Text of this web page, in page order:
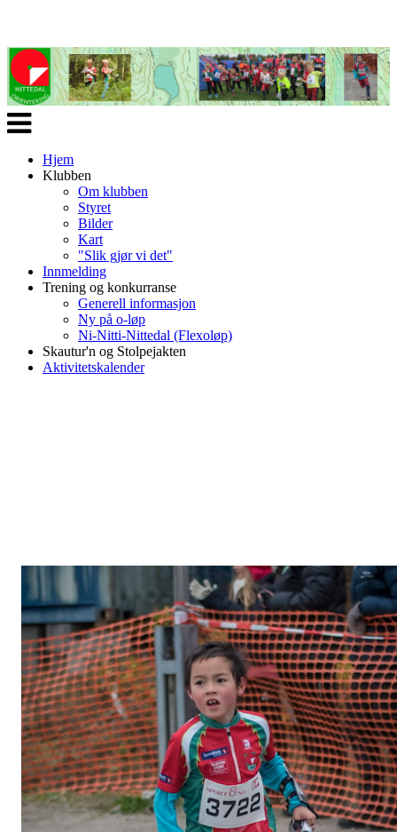
Veksle
navigasjon
Hjem
Klubben
Om klubben
Styret
Bilder
Kart
"Slik gjør vi det"
Innmelding
Trening og konkurranse
Generell informasjon
Ny på o-løp
Ni-Nitti-Nittedal (Flexoløp)
Skautur'n og Stolpejakten
Aktivitetskalender